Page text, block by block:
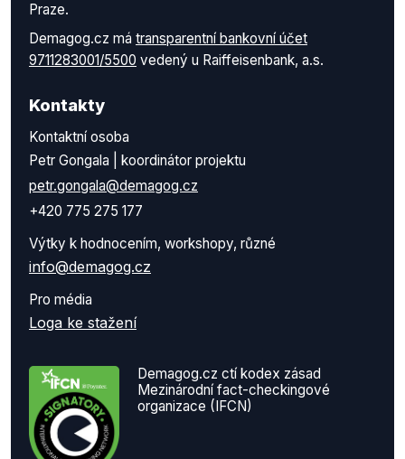
Praze.
Demagog.cz má transparentní bankovní účet
9711283001/5500 vedený u Raiffeisenbank, a.s.
Kontakty
Kontaktní osoba
Petr Gongala | koordinátor projektu
petr.gongala@demagog.cz
+420 775 275 177
Výtky k hodnocením, workshopy, různé
info@demagog.cz
Pro média
Loga ke stažení
Demagog.cz ctí kodex zásad
Mezinárodní fact-checkingové
organizace (IFCN)